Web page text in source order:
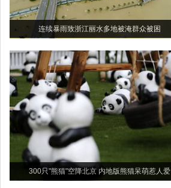
连续暴雨致浙江丽水多地被淹群众被困
300只"熊猫"空降北京 内地版熊猫呆萌惹人爱